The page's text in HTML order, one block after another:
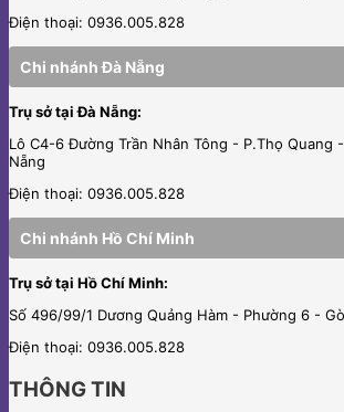
Điện thoại: 0936.005.828
Chi nhánh Đà Nẵng
Trụ sở tại Đà Nẵng:
Lô C4-6 Đường Trần Nhân Tông - P.Thọ Quang
Nẵng
Điện thoại: 0936.005.828
Chi nhánh Hồ Chí Minh
Trụ sở tại Hồ Chí Minh:
Số 496/99/1 Dương Quảng Hàm - Phường 6 -
Điện thoại: 0936.005.828
THÔNG TIN